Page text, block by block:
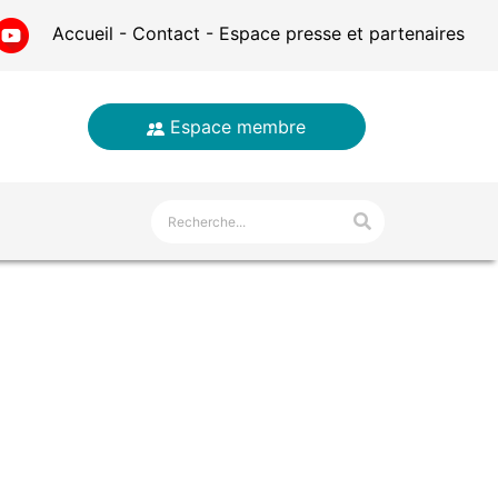
Accueil Contact Espace presse et partenaires
Espace membre